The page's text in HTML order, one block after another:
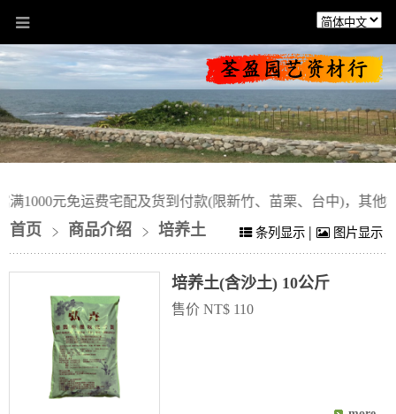
1000元免运费宅配及货到付款(限新竹、苗栗、台中)，其他
首页 商品介绍 培养土 条列显示 | 图片显示
培养土(含沙土) 10公斤
售价 NT$ 110